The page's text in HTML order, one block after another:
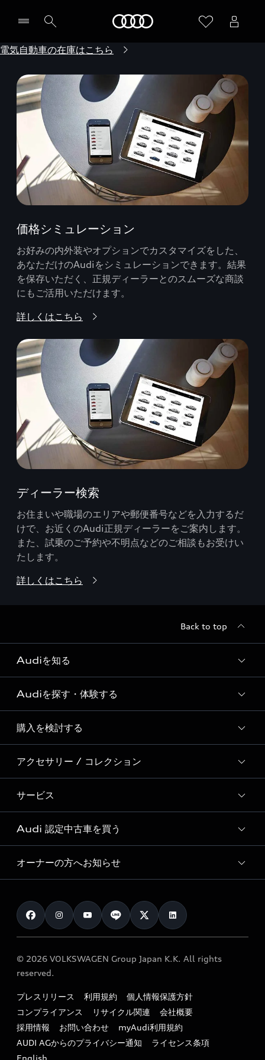
電気自動車の在庫はこちら
価格シミュレーション
お好みの内外装やオプションでカスタマイズをした、
あなただけのAudiをシミュレーションできます。結果
を保存いただく、正規ディーラーとのスムーズな商談
にもご活用いただけます。
詳しくはこちら
ディーラー検索
お住まいや職場のエリアや郵便番号などを入力するだ
けで、お近くのAudi正規ディーラーをご案内します。
また、試乗のご予約や不明点などのご相談もお受けい
たします。
詳しくはこちら
Back to top
Audiを知る
Audi ブランド
Story of Progress
Audi Sport
Formula 1®
デジタルサービス
Audiを探す・体験する
ディーラー検索
新車在庫検索
試乗車・展示車検索
見積り依頼
試乗予約
購入を検討する
モデル一覧
特別仕様モデル / 限定モデル
e-tronラインアップ
価格シミュレーション
車両比較
カタログ一覧
アクセサリー / コレクション
純正アクセサリー
オンラインショップ
Audi collection
アウディナビアプリ
サービス
サービス入庫予約
サービスプログラム
メンテナンス
車検 / 定期点検
e-tronアフターサポート
myAudi
Audi 認定中古車を買う
Audi認定中古車
クオリティ
保証
メンテナンス
ファイナンス
キャンペーン / イベント
買取査定
オーナーの方へお知らせ
お知らせ
オーナー様向けキャンペーン
特定整備適用車一覧
リサイクル法
よくある質問（FAQ）
© 2026 VOLKSWAGEN Group Japan K.K. All rights
reserved.
プレスリリース 利用規約
個人情報保護方針
コンプライアンス
リサイクル関連
会社概要
採用情報
お問い合わせ
myAudi利用規約
AUDI AGからのプライバシー通知
ライセンス条項
English